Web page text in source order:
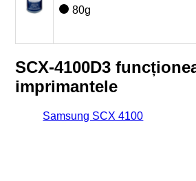
80g
SCX-4100D3
imprimantele
Samsung SCX 4100